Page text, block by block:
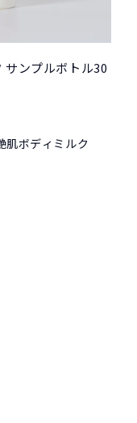
サンプルボトル30
肌ボディミルク